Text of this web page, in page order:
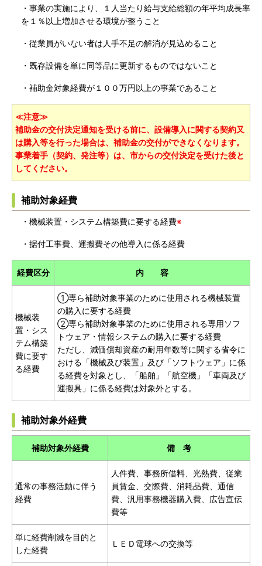
・事業の実施により、１人当たり給与支給総額の年平均成長率
を１％以上増加させる環境が整うこと
・従業員がいない者は人手不足の解消が見込めること
・既存設備を単に同等品に更新するものではないこと
・補助金対象経費が１００万円以上の事業であること
≪注意≫
補助金の交付決定通知を受ける前に、設備導入に関する契約又
は購入等を行った場合は、補助金の交付ができなくなります。
事業着手（契約、発注等） は、市からの交付決定を受けた後と
してください。
補助対象経費
・機械装置・システム構築費に要する経費※
・据付工事費、運搬費その他導入に係る経費
経費区分 内 容
機械装
置・シス
テム構築
費に要す
る経費
①専ら補助対象事業のために使用される機械装置
の購入に要する経費
②専ら補助対象事業のために使用される専用ソフ
トウェア・情報システムの購入に要する経費
ただし、減価償却資産の耐用年数等に関する省令に
おける「機械及び装置」及び「ソフトウェア」に係
る経費を対象とし、「船舶」「航空機」「車両及び
運搬具」に係る経費は対象外とする。
補助対象外経費
補助対象外経費 備 考
通常の事務活動に伴う
経費
人件費、事務所借料、光熱費、従業
員賃金、交際費、消耗品費、通信
費、汎用事務機器購入費、広告宣伝
費等
単に経費削減を目的と
した経費
ＬＥＤ電球への交換等